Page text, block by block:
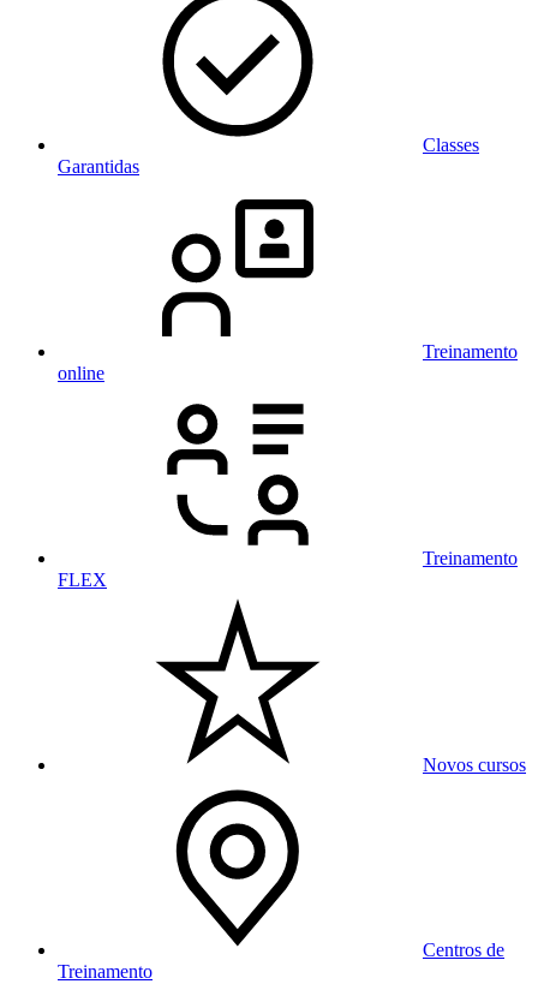
Classes
Garantidas
Treinamento
online
Treinamento
FLEX
Novos cursos
Centros de
Treinamento